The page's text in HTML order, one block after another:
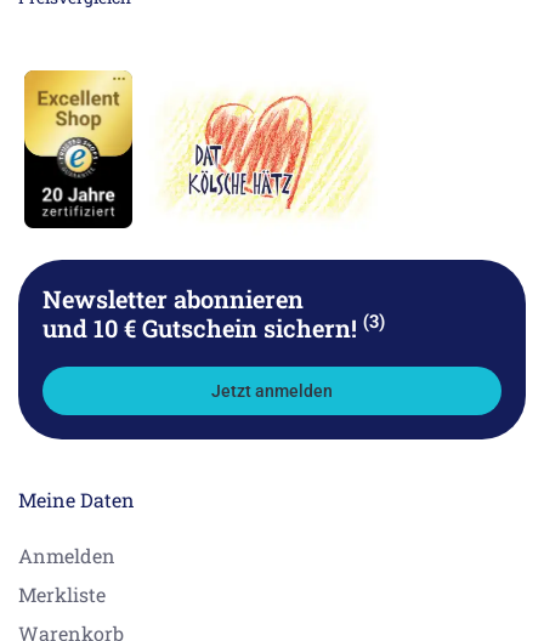
Newsletter abonnieren
und 10 € Gutschein sichern! (3)
Jetzt anmelden
Meine Daten
Anmelden
Merkliste
Warenkorb